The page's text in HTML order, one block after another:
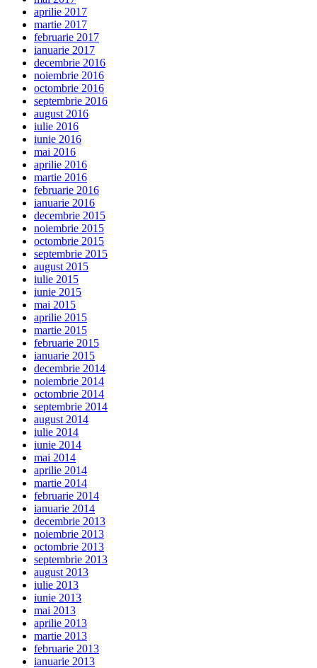
aprilie 2017
martie 2017
februarie 2017
ianuarie 2017
decembrie 2016
noiembrie 2016
octombrie 2016
septembrie 2016
august 2016
iulie 2016
iunie 2016
mai 2016
aprilie 2016
martie 2016
februarie 2016
ianuarie 2016
decembrie 2015
noiembrie 2015
octombrie 2015
septembrie 2015
august 2015
iulie 2015
iunie 2015
mai 2015
aprilie 2015
martie 2015
februarie 2015
ianuarie 2015
decembrie 2014
noiembrie 2014
octombrie 2014
septembrie 2014
august 2014
iulie 2014
iunie 2014
mai 2014
aprilie 2014
martie 2014
februarie 2014
ianuarie 2014
decembrie 2013
noiembrie 2013
octombrie 2013
septembrie 2013
august 2013
iulie 2013
iunie 2013
mai 2013
aprilie 2013
martie 2013
februarie 2013
ianuarie 2013